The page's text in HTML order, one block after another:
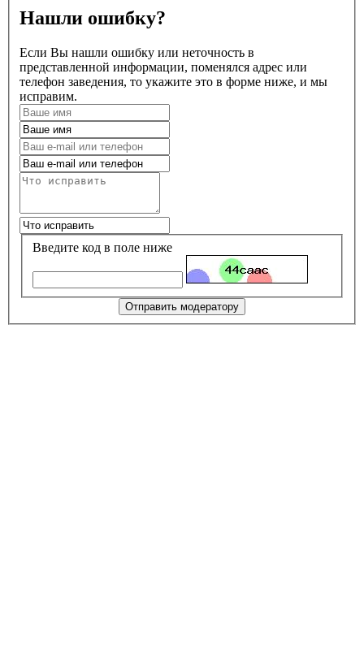
Нашли ошибку?
Если Вы нашли ошибку или неточность в
представленной информации, поменялся адрес или
телефон заведения, то укажите это в форме ниже, и мы
исправим.
Введите код в поле ниже
Отправить модератору